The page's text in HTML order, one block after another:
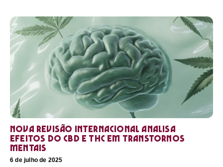
Nova revisão internacional analisa
efeitos do CBD e THC em transtornos
mentais
6 de julho de 2025